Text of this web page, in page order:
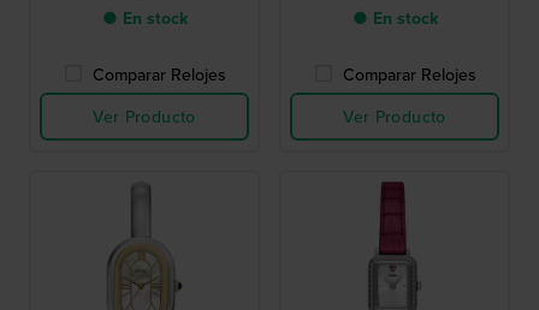
● En stock
Comparar Relojes
Ver Producto
● En stock
Comparar Relojes
Ver Producto